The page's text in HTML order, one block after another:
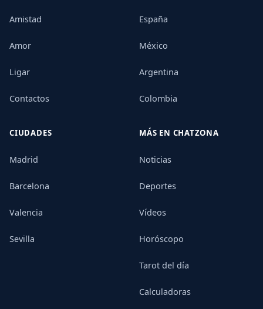
Amistad
Amor
Ligar
Contactos
España
México
Argentina
Colombia
CIUDADES
Madrid
Barcelona
Valencia
Sevilla
MÁS EN CHATZONA
Noticias
Deportes
Vídeos
Horóscopo
Tarot del día
Calculadoras